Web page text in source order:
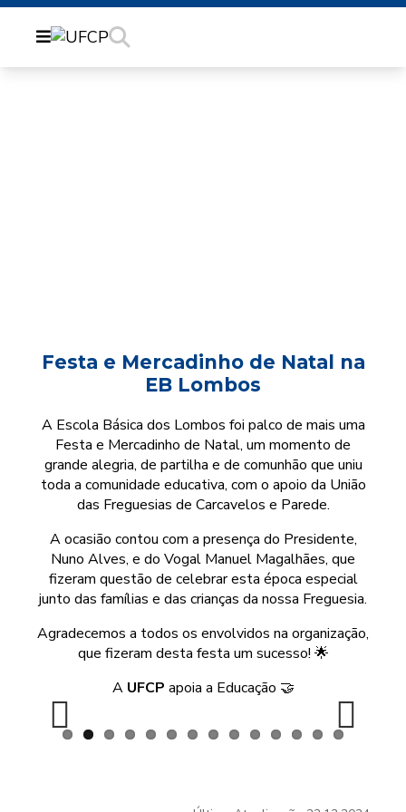
Festa e Mercadinho de Natal na
EB Lombos
A Escola Básica dos Lombos foi palco de mais uma
Festa e Mercadinho de Natal, um momento de
grande alegria, de partilha e de comunhão que uniu
toda a comunidade educativa, com o apoio da União
das Freguesias de Carcavelos e Parede.
A ocasião contou com a presença do Presidente,
Nuno Alves, e do Vogal Manuel Magalhães, que
fizeram questão de celebrar esta época especial
junto das famílias e das crianças da nossa Freguesia.
Agradecemos a todos os envolvidos na organização,
que fizeram desta festa um sucesso! 🌟
A UFCP apoia a Educação 🤝
Previous Next